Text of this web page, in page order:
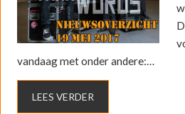
vandaag met onder andere:…
LEES VERDER